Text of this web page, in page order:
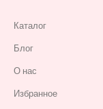
Каталог
Блог
О нас
Избранное